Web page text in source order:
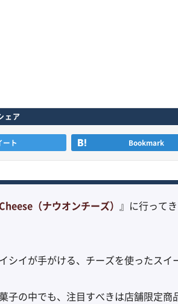
ェア
ート Bookmark
（ナウオンチーズ） 』に行って
シイが手がける、チーズを使ったスイ
子の中でも、注目すべきは店舗限定商